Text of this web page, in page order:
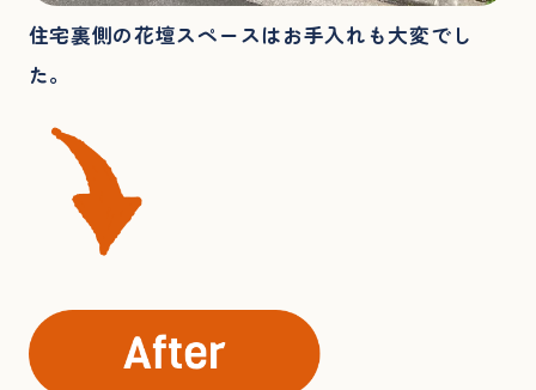
住宅裏側の花壇スペースはお手入れも大変でし
た。